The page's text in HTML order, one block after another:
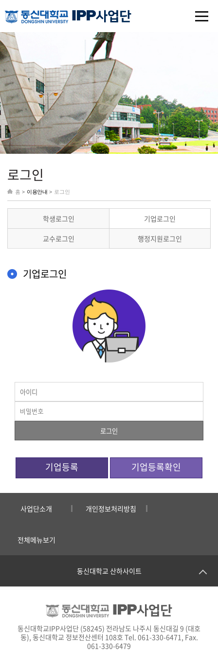
로그인
홈 > 이용안내 > 로그인
학생로그인 기업로그인
교수로그인 행정지원로그인
기업로그인
기업등록 기업등록확인
사업단소개 개인정보처리방침
전체메뉴보기
동신대학교 산하사이트
동신대학교IPP사업단 (58245) 전라남도 나주시 동신대길 9 (대호
동), 동신대학교 정보전산센터 108호 Tel. 061-330-6471, Fax.
061-330-6479